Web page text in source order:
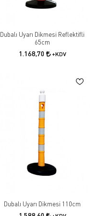
Dubalı Uyarı Dikmesi Reflektifli
65cm
1.168,70 +KDV
Dubalı Uyarı Dikmesi 110cm